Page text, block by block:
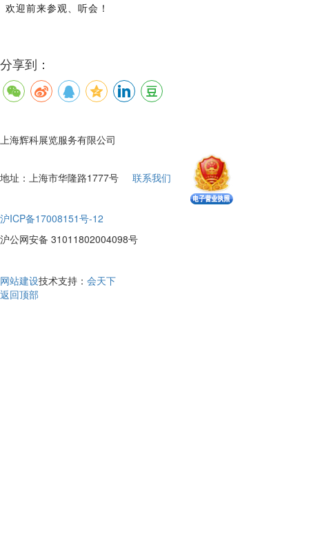
欢迎前来参观、听会！
分享到：
上海辉科展览服务有限公司
地址：上海市华隆路1777号 联系我们
沪ICP备17008151号-12
沪公网安备 31011802004098号
网站建设技术支持： 会天下
返回顶部